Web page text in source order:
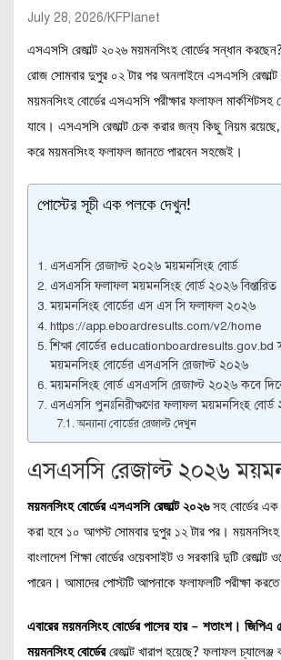
July 28, 2026 KFPlanet
এসএসসি রেজাল্ট ২০২৬ ময়মনসিংহ বোর্ডের সন্ধান
রোজ সোমবার দুপুর ০২ টার পর অনলাইনে এসএসসি রেজাল্ট
ময়মনসিংহ বোর্ডের এসএসসি পরীক্ষার ফলাফল
যাবে। এসএসসি রেজাল্ট চেক করার জন্য কিছু নিয়ম
করে ময়মনসিংহ ফলাফল জানতে পারবেন সহজেই।
পোস্টের সূচী এক পলকে দেখুন!
এসএসসি রেজাল্ট ২০২৬ ময়মনসিংহ বোর্ড
এসএসসি ফলাফল ময়মনসিংহ বোর্ড ২০২৬ বিস্তারিত
ময়মনসিংহ বোর্ডের এস এস সি ফলাফল ২০২৬
https://app.eboardresults.com/v2/home
শিক্ষা বোর্ডের educationboardresults.gov.bd
ময়মনসিংহ বোর্ডের এসএসসি রেজাল্ট ২০২৬
ময়মনসিংহ বোর্ড এসএসসি রেজাল্ট ২০২৬ কবে
এসএসসি পুনঃনিরীক্ষণের ফলাফল ময়মনসিংহ
অন্যান্য বোর্ডের রেজাল্ট দেখুন
এসএসসি রেজাল্ট ২০২৬
ময়মনসিংহ বোর্ডের এসএসসি রেজাল্ট ২০২৬সহ বোর্ডের এক
করা হবে ১০ আগস্ট সোমবার দুপুর ১২ টার পর। ময়মনসিংহ
বাংলাদেশ শিক্ষা বোর্ডের ওয়েবসাইট ও সরকারি দুটি রেজাল্ট
পারেন। আমাদের পোস্টটি আপনাকে ফলাফলটি পরীক্ষা
এবারের ময়মনসিংহ বোর্ডের পাসের হার – শতাংশ।
ময়মনসিংহ বোর্ডের রেজাল্ট খারাপ হয়েছে? ফলাফল চ্যালেঞ্জ